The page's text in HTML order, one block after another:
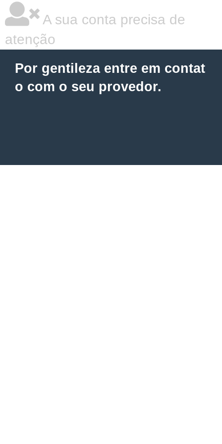
A sua conta precisa de
atenção
Por gentileza entre em contat
o com o seu provedor.